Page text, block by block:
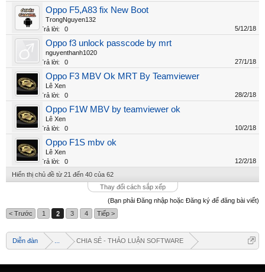
Oppo F5,A83 fix New Boot
TrongNguyen132
Trả lời:
0 5/12/18
Oppo f3 unlock passcode by mrt
nguyenthanh1020
Trả lời:
0 27/1/18
Oppo F3 MBV Ok MRT By Teamviewer
Lê Xen
Trả lời:
0 28/2/18
Oppo F1W MBV by teamviewer ok
Lê Xen
Trả lời:
0 10/2/18
Oppo F1S mbv ok
Lê Xen
Trả lời:
0
12/2/18
Hiển thị chủ đề từ 21 đến 40 của 62
Thay đổi cách sắp xếp
(Bạn phải Đăng nhập hoặc Đăng ký để đăng bài viết)
< Trước
1 2 3 4 Tiếp >
Diễn đàn CHIA SẺ - THẢO LUẬN SOFTWARE